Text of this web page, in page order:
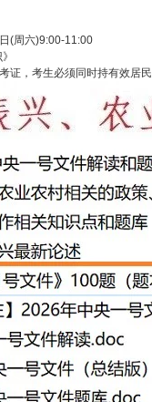
(周六)9:00-11:00
证，考生必须同时持有效居